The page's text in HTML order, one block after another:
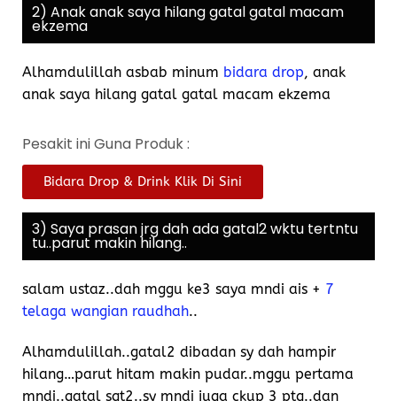
2) Anak anak saya hilang gatal gatal macam
ekzema
Alhamdulillah asbab minum bidara drop, anak
anak saya hilang gatal gatal macam ekzema
Pesakit ini Guna Produk :
Bidara Drop & Drink Klik Di Sini
3) Saya prasan jrg dah ada gatal2 wktu tertntu
tu..parut makin hilang..
salam ustaz..dah mggu ke3 saya mndi ais + 7
telaga wangian raudhah..
Alhamdulillah..gatal2 dibadan sy dah hampir
hilang…parut hitam makin pudar..mggu pertama
mndi..gatal sgt2..sy mndi juga ckup 3 ptg..dan